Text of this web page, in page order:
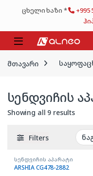
ცხელი ხაზი * +995
მთავარი
სენდვიჩის
Showing all 9 results
Filters
სენდვიჩის აპარატი
ARSHIA CG478-2882